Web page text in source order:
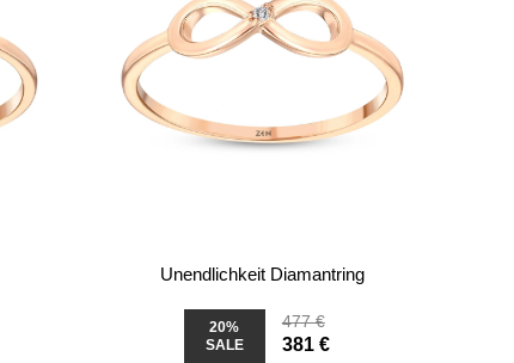
Unendlichkeit Diamantring
20%
SALE
477 €
381 €